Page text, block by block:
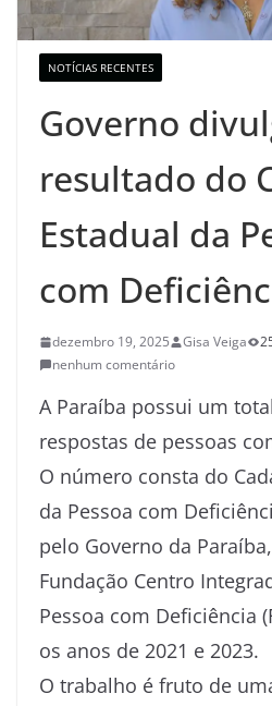
NOTÍCIAS RECENTES
Governo
resultado do
Estadual da
com
dezembro 19, 2025 Gisa Veiga
nenhum comentário
A Paraíba possui um
respostas de pessoas
O número consta do
da Pessoa com
pelo Governo da
Fundação Centro
Pessoa com Deficiência
os anos de 2021 e 2023.
O trabalho é fruto de